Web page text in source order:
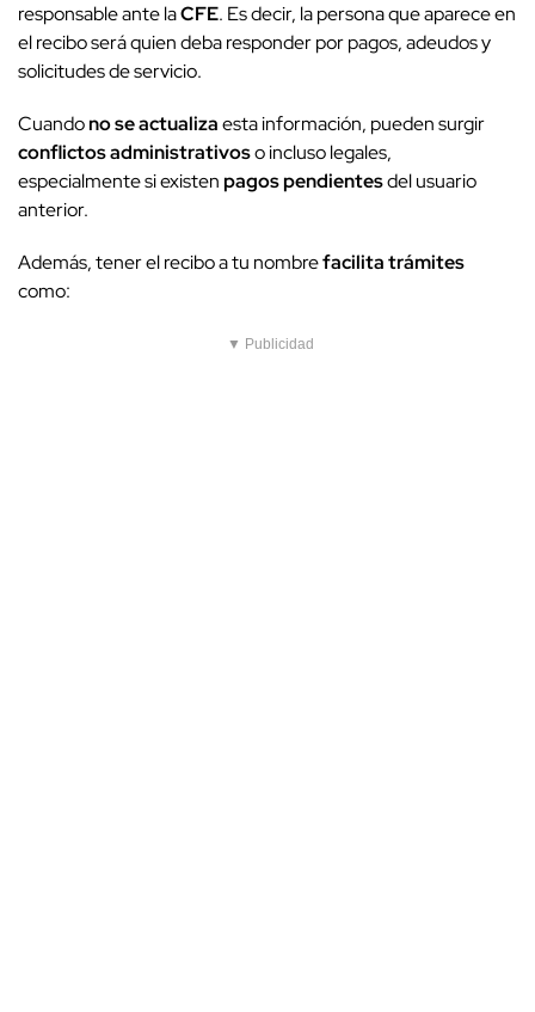
responsable ante laCFE. Es decir, la persona que aparece en
el recibo será quien deba responder por pagos, adeudos y
solicitudes de servicio.
Cuandono se actualizaesta información, pueden surgir
conflictos administrativoso incluso legales,
especialmente si existenpagos pendientesdel usuario
anterior.
Además, tener el recibo a tu nombrefacilita trámites
como:
▼ Publicidad